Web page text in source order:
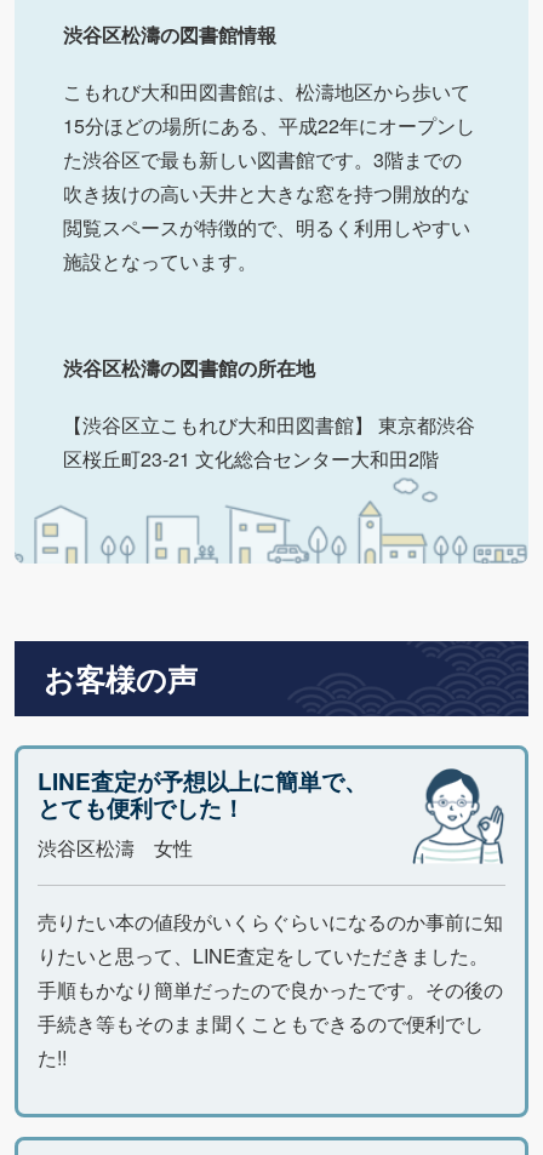
渋谷区松濤の図書館情報
こもれび大和田図書館は、松濤地区から歩いて
15分ほどの場所にある、平成22年にオープンし
た渋谷区で最も新しい図書館です。3階までの
吹き抜けの高い天井と大きな窓を持つ開放的な
閲覧スペースが特徴的で、明るく利用しやすい
施設となっています。
渋谷区松濤の図書館の所在地
【渋谷区立こもれび大和田図書館】 東京都渋谷
区桜丘町23-21 文化総合センター大和田2階
お客様の声
LINE査定が予想以上に簡単で、
とても便利でした！
渋谷区松濤 女性
売りたい本の値段がいくらぐらいになるのか事前に知
りたいと思って、LINE査定をしていただきました。
手順もかなり簡単だったので良かったです。その後の
手続き等もそのまま聞くこともできるので便利でし
た!!